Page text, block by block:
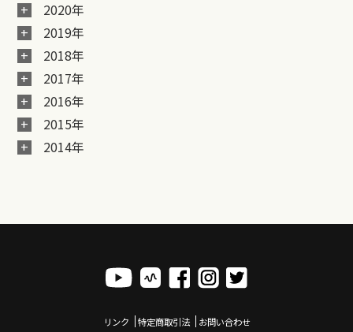
2020年
2019年
2018年
2017年
2016年
2015年
2014年
リンク 特定商取引法 お問い合わせ